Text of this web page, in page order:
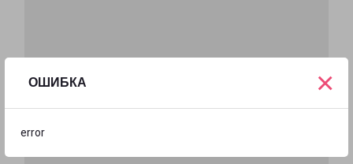
ОШИБКА
error
×